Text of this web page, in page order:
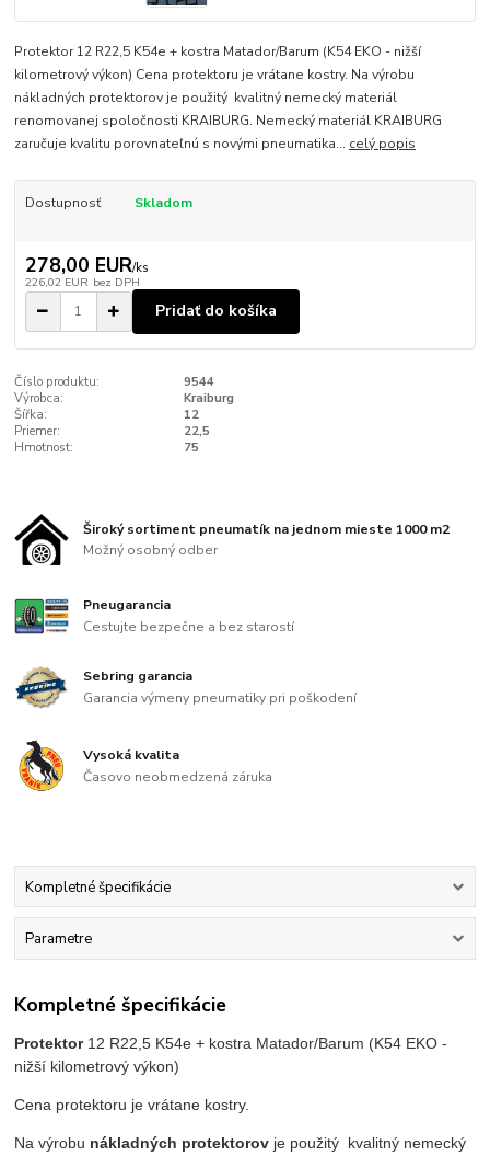
Protektor 12 R22,5 K54e + kostra Matador/Barum (K54 EKO - nižší
kilometrový výkon) Cena protektoru je vrátane kostry. Na výrobu
nákladných protektorov je použitý kvalitný nemecký materiál
renomovanej spoločnosti KRAIBURG. Nemecký materiál KRAIBURG
zaručuje kvalitu porovnateľnú s novými pneumatika... celý popis
Dostupnosť Skladom
278,00 EUR/ks
226,02 EUR bez DPH
Pridať do košíka
Číslo produktu:
9544
Výrobca:
Kraiburg
Šířka:
12
Priemer:
22,5
Hmotnost:
75
Široký sortiment pneumatík na jednom mieste 1000 m2
Možný osobný odber
Pneugarancia
Cestujte bezpečne a bez starostí
Sebring garancia
Garancia výmeny pneumatiky pri poškodení
Vysoká kvalita
Časovo neobmedzená záruka
Kompletné špecifikácie
Parametre
Kompletné špecifikácie
Protektor12 R22,5 K54e+ kostra Matador/Barum (K54 EKO -
nižší kilometrový výkon)
Cena protektoru je vrátane kostry.
Na výrobu nákladných protektorov je použitý kvalitný nemecký